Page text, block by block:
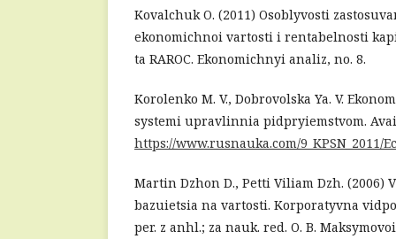
Kovalchuk O. (2011) Osoblyvosti
ekonomichnoi vartosti i rentabelnosti
ta RAROC. Ekonomichnyi analiz, no. 8.
Korolenko M. V., Dobrovolska Ya. V.
systemi upravlinnia pidpryiemstvom.
https://www.rusnauka.com/9_KPSN_2011/
Martin Dzhon D., Petti Viliam Dzh. (2006)
bazuietsia na vartosti. Korporatyvna
per. z anhl.; za nauk. red. O. B.